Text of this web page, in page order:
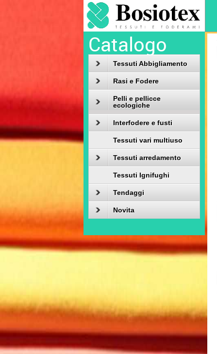
Catalogo
Tessuti Abbigliamento
Rasi e Fodere
Pelli e pellicce
ecologiche
Interfodere e fusti
Tessuti vari multiuso
Tessuti arredamento
Tessuti Ignifughi
Tendaggi
Novita